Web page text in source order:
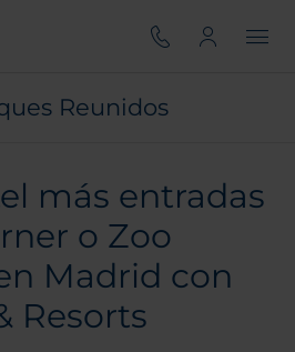
Reunidos
más entradas
o Zoo
Madrid con
Resorts